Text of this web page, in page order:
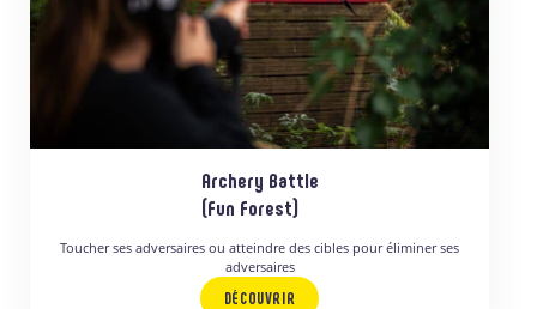
Archery Battle
(Fun Forest)
Toucher ses adversaires ou atteindre des cibles pour éliminer ses
adversaires
DÉCOUVRIR